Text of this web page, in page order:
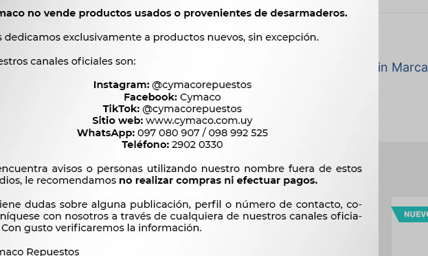
   
Ver mas productos de la marca Sin Marca
Productos que te pueden interesar